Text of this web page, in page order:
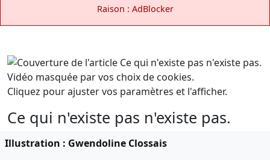
Raison : AdBlocker
Vidéo masquée par vos choix de cookies.
Cliquez pour ajuster vos paramètres et l'afficher.
Ce qui n'existe pas n'existe pas.
Illustration : Gwendoline Clossais